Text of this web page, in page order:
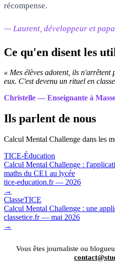
récompense.
— Laurent, développeur et
Ce qu'en disent les
« Mes élèves adorent, ils n'arrêtent
eux. C'est devenu un rituel en
Christelle — Enseignante à
Ils parlent de nous
Calcul Mental Challenge dans les
TICE-Éducation
Calcul Mental Challenge :
maths du CE1 au lycée
tice-education.fr — 2026
→
ClasseTICE
Calcul Mental Challenge : une
classetice.fr — mai 2026
→
Vous êtes journaliste ou